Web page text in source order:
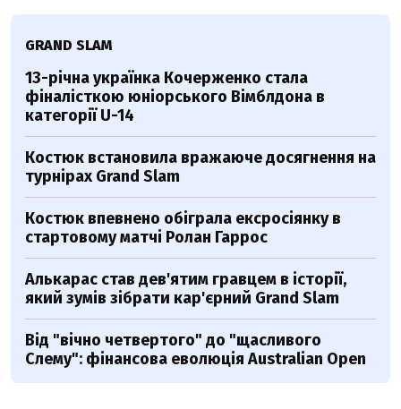
GRAND SLAM
13-річна українка Кочерженко стала
фіналісткою юніорського Вімблдона в
категорії U-14
Костюк встановила вражаюче досягнення на
турнірах Grand Slam
Костюк впевнено обіграла ексросіянку в
стартовому матчі Ролан Гаррос
Алькарас став дев'ятим гравцем в історії,
який зумів зібрати кар'єрний Grand Slam
Від "вічно четвертого" до "щасливого
Слему": фінансова еволюція Australian Open